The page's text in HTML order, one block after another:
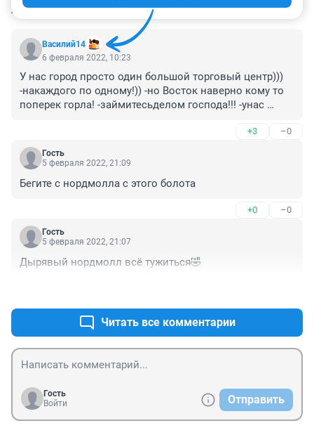
КОММЕНТАРИИ 110
Василий14
6 февраля 2022, 10:23
У нас город просто один большой торговый центр)))
-накаждого по одному!)) -но Восток наверно кому то
поперек горла! -займитесьделом господа!!! -унас
восстанавливать заводы и фабрики??? -вместо
занятием дележки рынка??? Это видно
невооруженным глазом что безопасность и тп не
+3 –0
Гость
5 февраля 2022, 21:09
Бегите с нордмолла с этого болота
+0 –0
Гость
5 февраля 2022, 21:07
Дырявый нордмолл всё тужиться🤣
Читать все комментарии
Гость
Войти
Отправить